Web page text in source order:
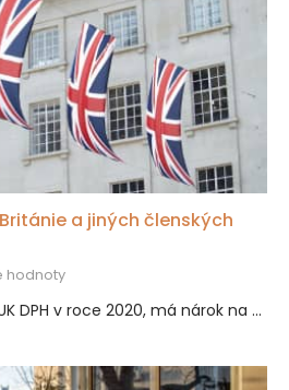
a jiných členských
hodnoty
DPH v roce 2020, má nárok na ...